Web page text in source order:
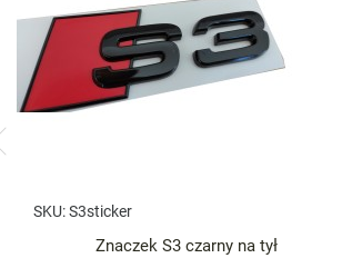
SKU:S3sticker
Znaczek S3 czarny na tył